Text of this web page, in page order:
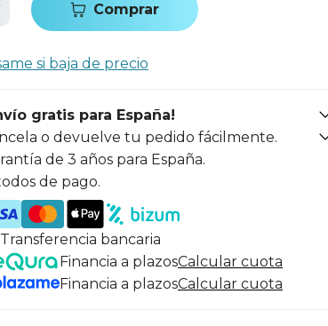
Comprar
si baja de precio
gratis para España!
o devuelve tu pedido fácilmente.
de 3 años para España.
de pago.
Transferencia bancaria
Financia a plazosCalcular cuota
Financia a plazosCalcular cuota